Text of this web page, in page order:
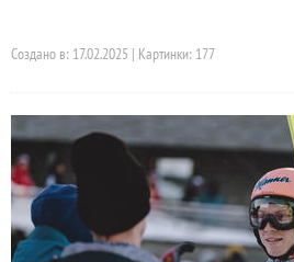
Создано в: 17.02.2025 | Картинки: 177